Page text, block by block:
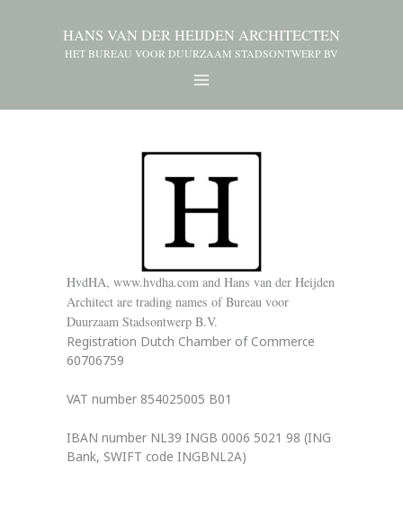
HANS VAN DER HEIJDEN ARCHITECTEN
HET BUREAU VOOR DUURZAAM STADSONTWERP BV
HvdHA, www.hvdha.com and Hans van der Heijden
Architect are trading names of Bureau voor
Duurzaam Stadsontwerp B.V.
Registration Dutch Chamber of Commerce
60706759
VAT number 854025005 B01
IBAN number NL39 INGB 0006 5021 98 (ING
Bank, SWIFT code INGBNL2A)